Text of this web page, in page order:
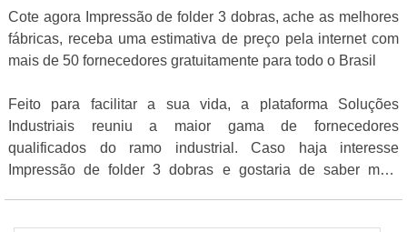
Cote agora Impressão de folder 3 dobras, ache as melhores
fábricas, receba uma estimativa de preço pela internet com
mais de 50 fornecedores gratuitamente para todo o Brasil
Feito para facilitar a sua vida, a plataforma Soluções
Industriais reuniu a maior gama de fornecedores
qualificados do ramo industrial. Caso haja interesse
Impressão de folder 3 dobras e gostaria de saber mais